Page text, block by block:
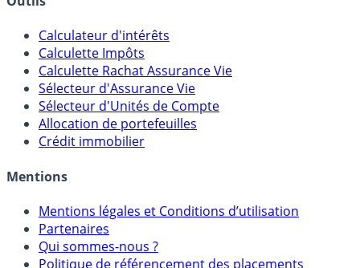
Outils
Calculateur d'intérêts
Calculette Impôts
Calculette Rachat Assurance Vie
Sélecteur d'Assurance Vie
Sélecteur d'Unités de Compte
Crédit immobilier
Mentions
Mentions légales et Conditions d’utilisation
Partenaires